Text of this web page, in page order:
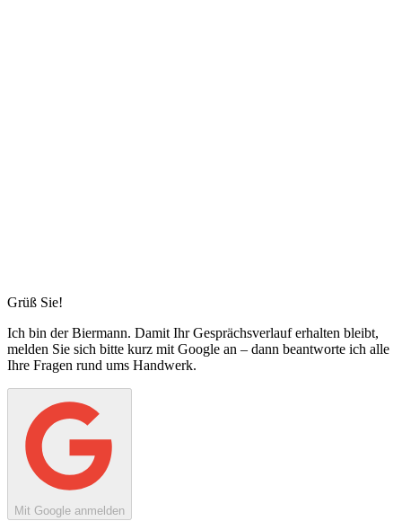
Grüß Sie!
Ich bin der Biermann. Damit Ihr Gesprächsverlauf erhalten bleibt,
melden Sie sich bitte kurz mit Google an – dann beantworte ich alle
Ihre Fragen rund ums Handwerk.
Mit Google anmelden